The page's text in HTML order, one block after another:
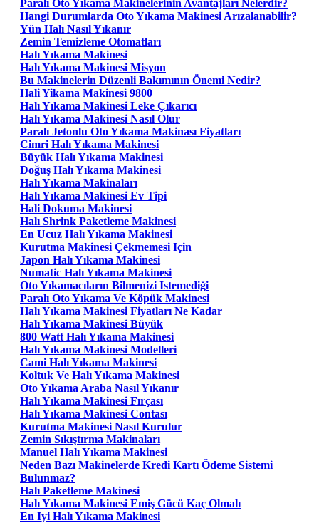
Paralı Oto Yıkama Makinelerinin Avantajları Nelerdir?
Hangi Durumlarda Oto Yıkama Makinesi Arızalanabilir?
Yün Halı Nasıl Yıkanır
Zemin Temizleme Otomatları
Halı Yıkama Makinesi
Halı Yıkama Makinesi Misyon
Bu Makinelerin Düzenli Bakımının Önemi Nedir?
Hali Yikama Makinesi 9800
Halı Yıkama Makinesi Leke Çıkarıcı
Halı Yıkama Makinesi Nasıl Olur
Paralı Jetonlu Oto Yıkama Makinası Fiyatları
Cimri Halı Yıkama Makinesi
Büyük Halı Yıkama Makinesi
Doğuş Halı Yıkama Makinesi
Halı Yıkama Makinaları
Halı Yıkama Makinesi Ev Tipi
Hali Dokuma Makinesi
Halı Shrink Paketleme Makinesi
En Ucuz Halı Yıkama Makinesi
Kurutma Makinesi Çekmemesi Için
Japon Halı Yıkama Makinesi
Numatic Halı Yıkama Makinesi
Oto Yıkamacıların Bilmenizi Istemediği
Paralı Oto Yıkama Ve Köpük Makinesi
Halı Yıkama Makinesi Fiyatları Ne Kadar
Halı Yıkama Makinesi Büyük
800 Watt Halı Yıkama Makinesi
Halı Yıkama Makinesi Modelleri
Cami Halı Yıkama Makinesi
Koltuk Ve Halı Yıkama Makinesi
Oto Yıkama Araba Nasıl Yıkanır
Halı Yıkama Makinesi Fırçası
Halı Yıkama Makinesi Contası
Kurutma Makinesi Nasıl Kurulur
Zemin Sıkıştırma Makinaları
Manuel Halı Yıkama Makinesi
Neden Bazı Makinelerde Kredi Kartı Ödeme Sistemi
Bulunmaz?
Halı Paketleme Makinesi
Halı Yıkama Makinesi Emiş Gücü Kaç Olmalı
En Iyi Halı Yıkama Makinesi